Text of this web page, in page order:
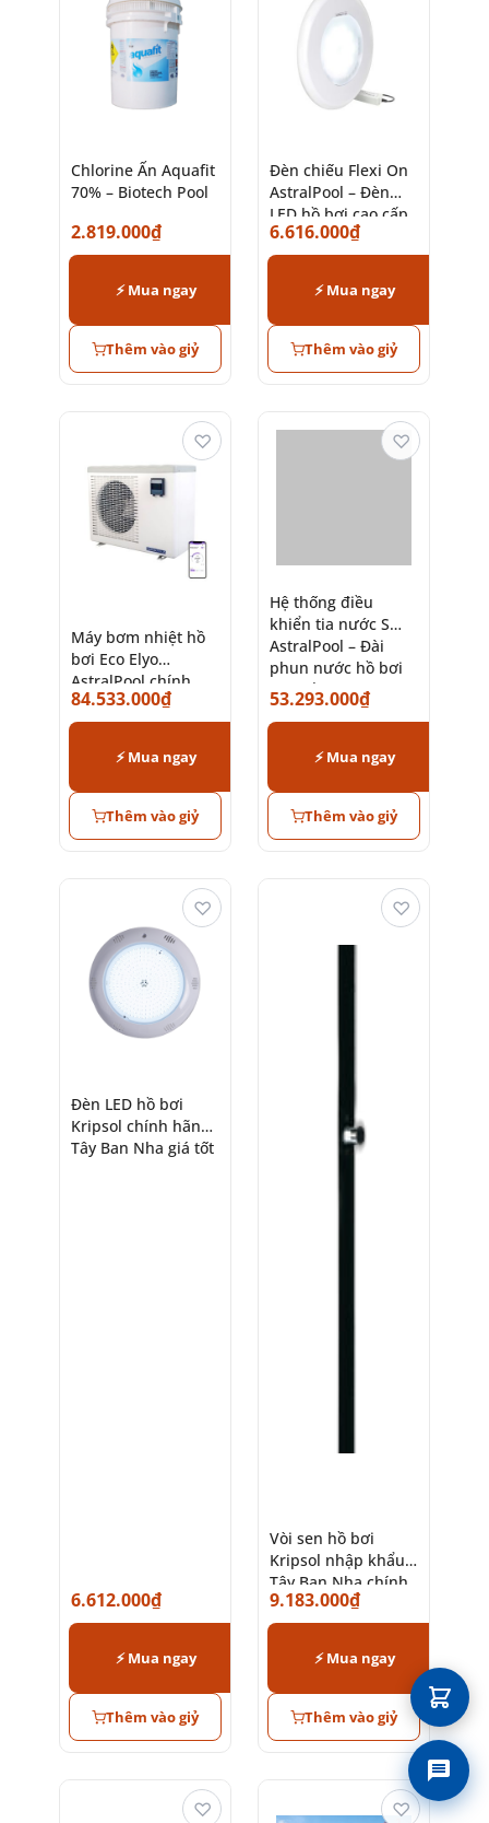
Chlorine Ấn Aquafit
70% – Biotech Pool
2.819.000₫
⚡ Mua ngay
Thêm vào giỷ
Đèn chiếu Flexi On
AstralPool – Đèn
LED hồ bơi cao cấp
chính hãng
6.616.000₫
⚡ Mua ngay
Thêm vào giỷ
Máy bơm nhiệt hồ
bơi Eco Elyo
AstralPool chính
hãng Tây Ban Nha
84.533.000₫
⚡ Mua ngay
Thêm vào giỷ
♡
Hệ thống điều
khiển tia nước S
AstralPool – Đài
phun nước hồ bơi
cao cấp
53.293.000₫
⚡ Mua ngay
Thêm vào giỷ
♡
Đèn LED hồ bơi
Kripsol chính hãng
Tây Ban Nha giá tốt
6.612.000₫
⚡ Mua ngay
Thêm vào giỷ
♡
Vòi sen hồ bơi
Kripsol nhập khẩu
Tây Ban Nha chính
hãng
9.183.000₫
⚡ Mua ngay
Thêm vào giỷ
♡
♡ ♡
Liên